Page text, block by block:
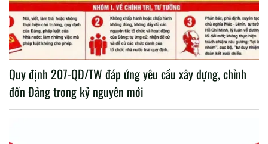
Quy định 207-QĐ/TW đáp ứng yêu cầu xây dựng, chỉnh
đốn Đảng trong kỷ nguyên mới